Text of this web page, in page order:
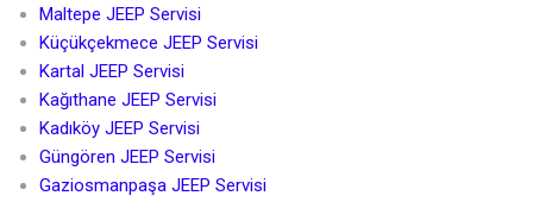
Maltepe JEEP Servisi
Küçükçekmece JEEP Servisi
Kartal JEEP Servisi
Kağıthane JEEP Servisi
Kadıköy JEEP Servisi
Güngören JEEP Servisi
Gaziosmanpaşa JEEP Servisi